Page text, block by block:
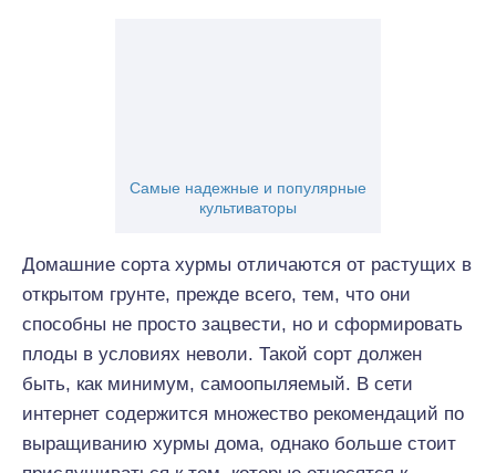
Самые надежные и популярные
культиваторы
Домашние сорта хурмы отличаются от растущих в
открытом грунте, прежде всего, тем, что они
способны не просто зацвести, но и сформировать
плоды в условиях неволи. Такой сорт должен
быть, как минимум, самоопыляемый. В сети
интернет содержится множество рекомендаций по
выращиванию хурмы дома, однако больше стоит